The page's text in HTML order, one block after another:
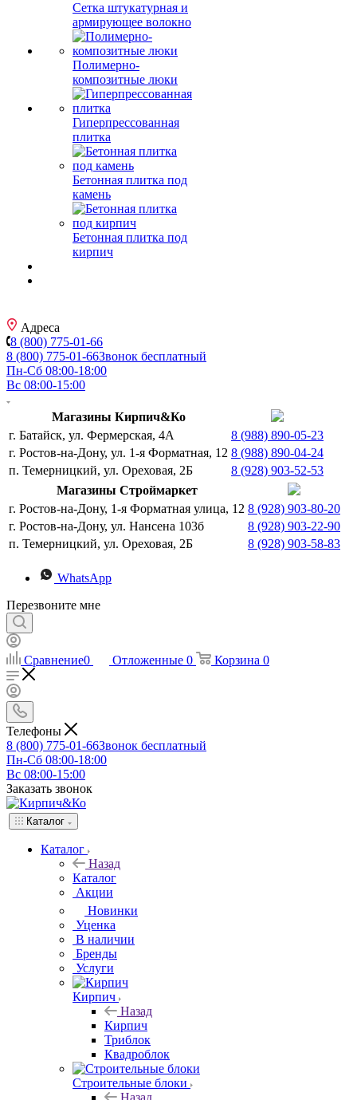
Сетка штукатурная и
армирующее волокно
Полимерно-
композитные люки
Гиперпрессованная
плитка
Бетонная плитка под
камень
Бетонная плитка под
кирпич
Адреса
8 (800) 775-01-66
8 (800) 775-01-66Звонок бесплатный
Пн-Сб 08:00-18:00
Вс 08:00-15:00
Магазины Кирпич&Ко
г. Батайск, ул. Фермерская, 4А
8 (988) 890-05-23
г. Ростов-на-Дону, ул. 1-я Форматная, 12 8 (988) 890-04-24
п. Темерницкий, ул. Ореховая, 2Б
8 (928) 903-52-53
Магазины Строймаркет
г. Ростов-на-Дону, 1-я Форматная улица, 12 8 (928) 903-80-20
г. Ростов-на-Дону, ул. Нансена 103б
8 (928) 903-22-90
п. Темерницкий, ул. Ореховая, 2Б
8 (928) 903-58-83
WhatsApp
Перезвоните мне
Сравнение0 Отложенные 0 Корзина 0
Телефоны
8 (800) 775-01-66Звонок бесплатный
Пн-Сб 08:00-18:00
Вс 08:00-15:00
Заказать звонок
Каталог
Каталог
Назад
Каталог
Акции
Новинки
Уценка
В наличии
Бренды
Услуги
Кирпич
Назад
Кирпич
Триблок
Квадроблок
Строительные блоки
Назад